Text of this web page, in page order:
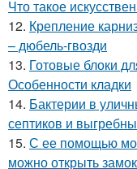
Что такое
12. Крепление
– дюбель-гвозди
13. Готовые блоки
Особенности кладки
14. Бактерии в
септиков и
15. С ее помощью
можно открыть